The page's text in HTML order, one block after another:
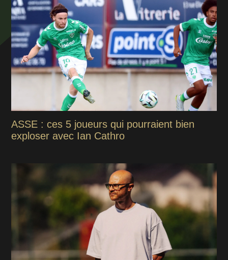
ASSE : ces 5 joueurs qui pourraient bien
exploser avec Ian Cathro